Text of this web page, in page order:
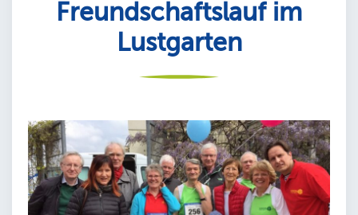
Freundschaftslauf im
Lustgarten